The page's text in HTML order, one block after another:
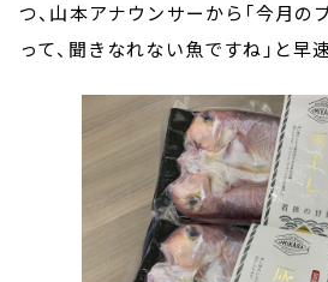
つ、山本アナウンサーから「今月の
って、聞きなれない魚ですね」と早